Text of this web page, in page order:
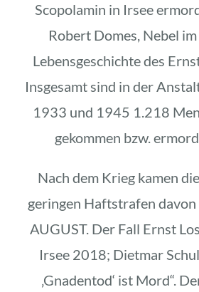
Scopolamin in Irsee
Robert Domes, Nebel
Lebensgeschichte des
Insgesamt sind in der
1933 und 1945 1.218
gekommen bzw.
Nach dem Krieg kamen
geringen Haftstrafen davon
AUGUST. Der Fall Ernst
Irsee 2018; Dietmar
‚Gnadentod‘ ist Mord“.